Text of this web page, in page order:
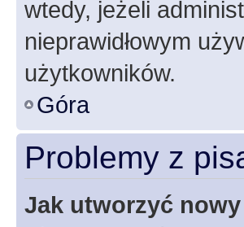
wtedy, jeżeli
nieprawidłowym
użytkowników.
Góra
Problemy z
Jak utworzyć